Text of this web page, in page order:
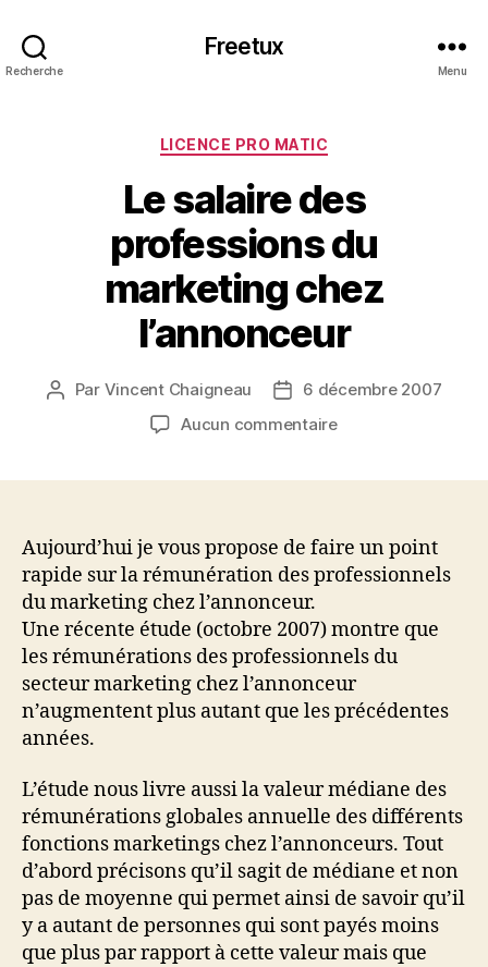
Recherche
Freetux
Menu
Catégories
LICENCE PRO MATIC
Le salaire des
professions du
marketing chez
l’annonceur
Auteur
Par Vincent Chaigneau
Date6 décembre 2007
Aucun commentairesur
du
marketing
Aujourd’hui je vous propose de faire un point
rapide sur la rémunération des professionnels
du marketing chez l’annonceur.
Une récente étude (octobre 2007) montre que
les rémunérations des professionnels du
secteur marketing chez l’annonceur
n’augmentent plus autant que les précédentes
années.
L’étude nous livre aussi la valeur médiane des
rémunérations globales annuelle des différents
fonctions marketings chez l’annonceurs. Tout
d’abord précisons qu’il sagit de médiane et non
pas de moyenne qui permet ainsi de savoir qu’il
y a autant de personnes qui sont payés moins
que plus par rapport à cette valeur mais que